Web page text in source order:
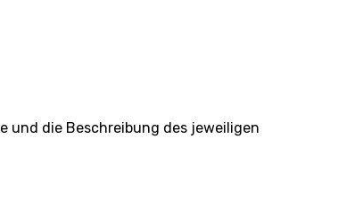
und die Beschreibung des jeweiligen